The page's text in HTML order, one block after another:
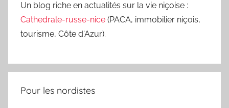
Un blog riche en actualités sur la vie niçoise :
Cathedrale-russe-nice (PACA, immobilier niçois,
tourisme, Côte d'Azur).
Pour les nordistes